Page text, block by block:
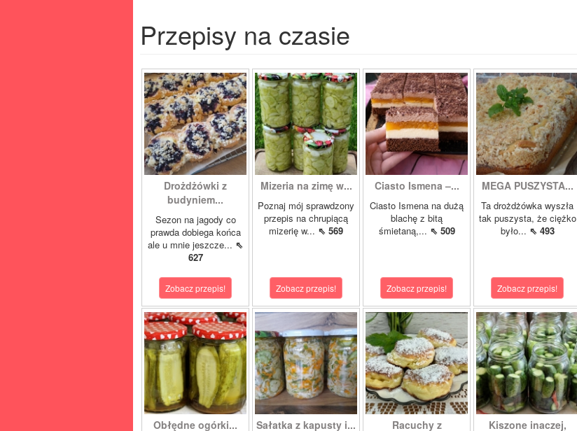
Przepisy na czasie
Drożdżówki z
budyniem...
Sezon na jagody co
prawda dobiega końca
ale u mnie jeszcze... ⇖
627
Zobacz przepis!
Mizeria na zimę w...
Poznaj mój sprawdzony
przepis na chrupiącą
mizerię w... ⇖ 569
Zobacz przepis!
Ciasto Ismena –...
Ciasto Ismena na dużą
blachę z bitą
śmietaną,... ⇖ 509
Zobacz przepis!
MEGA PUSZYSTA...
Ta drożdżówka wyszła
tak puszysta, że ciężko
było... ⇖ 493
Zobacz przepis!
Obłędne ogórki... Sałatka z kapusty i... Racuchy z Kiszone inaczej,